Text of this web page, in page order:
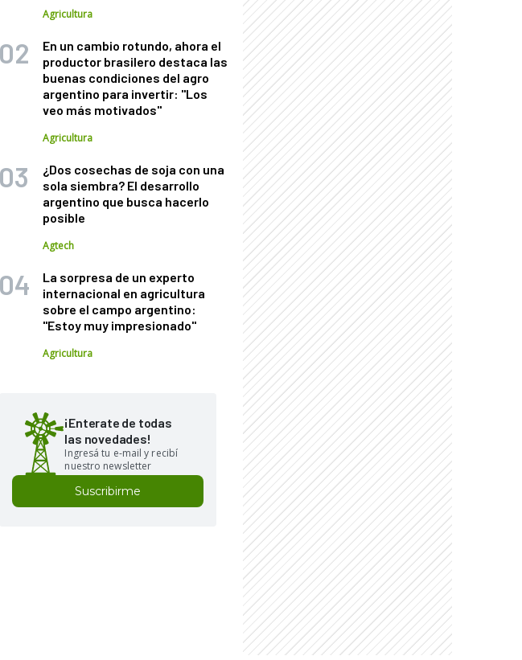
Agricultura
En un cambio rotundo, ahora el
productor brasilero destaca las
buenas condiciones del agro
argentino para invertir: "Los
veo más motivados"
Agricultura
¿Dos cosechas de soja con una
sola siembra? El desarrollo
argentino que busca hacerlo
posible
Agtech
La sorpresa de un experto
internacional en agricultura
sobre el campo argentino:
"Estoy muy impresionado"
Agricultura
¡Enterate de todas
las novedades!
Ingresá tu e-mail y recibí
nuestro newsletter
Suscribirme